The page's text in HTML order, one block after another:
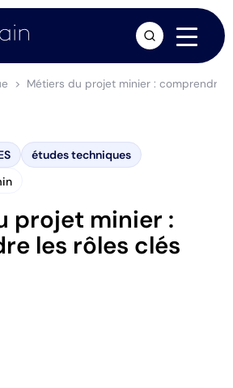
Métiers du projet minier : comprendre
études techniques
projet minier :
les rôles clés
arrow_forward